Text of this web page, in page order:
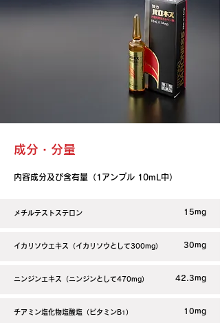
成分・分量
内容成分及び含有量（1アンプル 10mL中）
メチルテストステロン 15mg
イカリソウエキス（イカリソウとして300mg） 30mg
ニンジンエキス（ニンジンとして470mg） 42.3mg
チアミン塩化物塩酸塩（ビタミンB1 ） 10mg